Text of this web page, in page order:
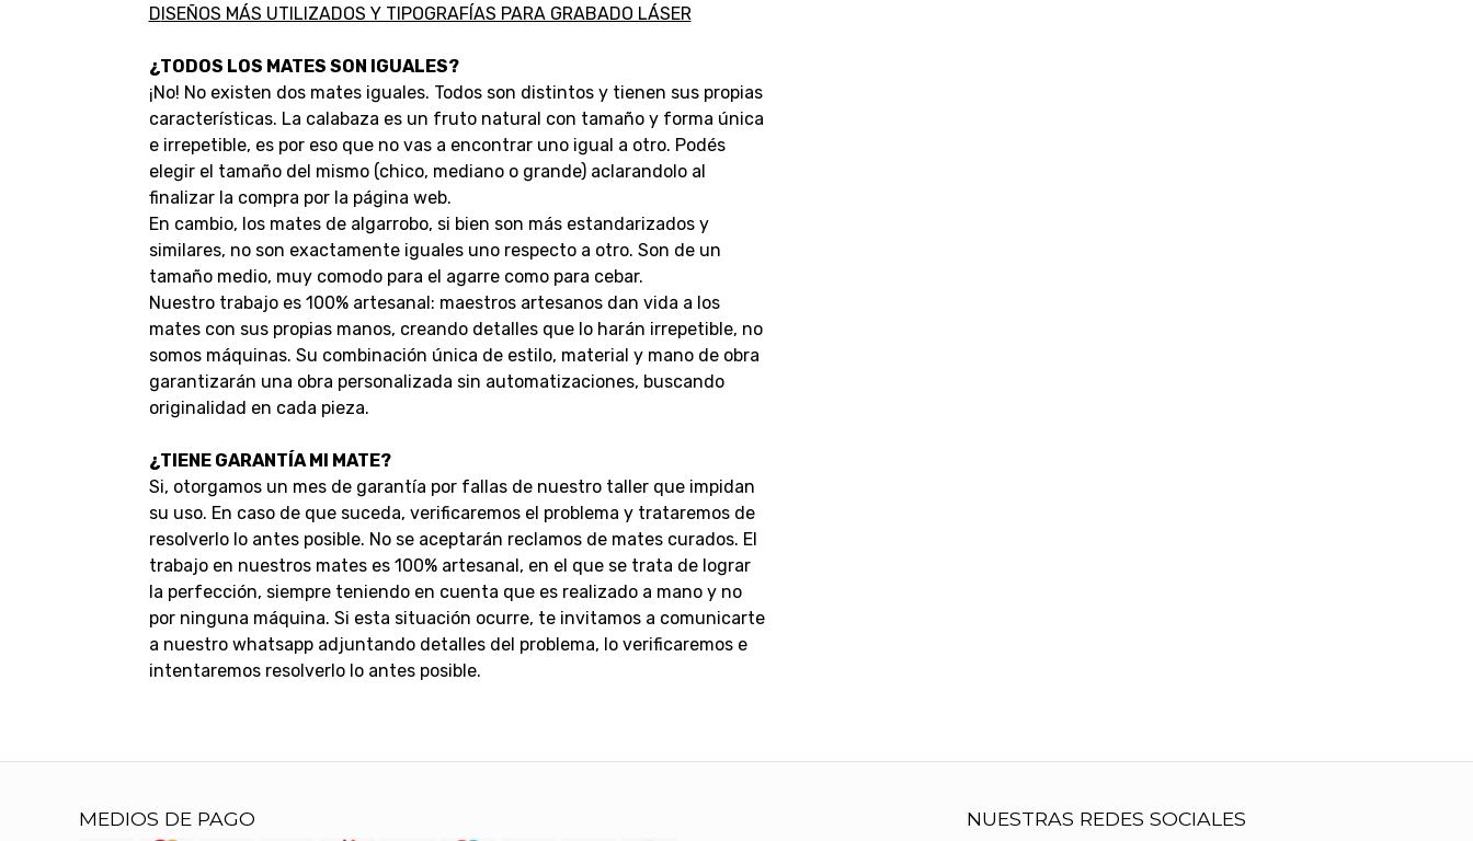
D ISEÑOS MÁS UTILIZADOS Y TIPOGRAFÍAS PARA GRABADO LÁSER
¿TODOS LOS MATES SON IGUALES?
¡No! No existen dos mates iguales. Todos son distintos y tienen sus propias
características. La calabaza es un fruto natural con tamaño y forma única
e irrepetible, es por eso que no vas a encontrar uno igual a otro. Podés
elegir el tamaño del mismo (chico, mediano o grande) aclarandolo al
finalizar la compra por la página web.
En cambio, los mates de algarrobo, si bien son más estandarizados y
similares, no son exactamente iguales uno respecto a otro. Son de un
tamaño medio, muy comodo para el agarre como para cebar.
Nuestro trabajo es 100% artesanal: maestros artesanos dan vida a los
mates con sus propias manos, creando detalles que lo harán irrepetible, no
somos máquinas. Su combinación única de estilo, material y mano de obra
garantizarán una obra personalizada sin automatizaciones, buscando
originalidad en cada pieza.
¿TIENE GARANTÍA MI MATE?
Si, otorgamos un mes de garantía por fallas de nuestro taller que impidan
su uso. En caso de que suceda, verificaremos el problema y trataremos de
resolverlo lo antes posible. No se aceptarán reclamos de mates curados. El
trabajo en nuestros mates es 100% artesanal, en el que se trata de lograr
la perfección, siempre teniendo en cuenta que es realizado a mano y no
por ninguna máquina. Si esta situación ocurre, te invitamos a comunicarte
a nuestro whatsapp adjuntando detalles del problema, lo verificaremos e
intentaremos resolverlo lo antes posible.
MEDIOS DE PAGO NUESTRAS REDES SOCIALES